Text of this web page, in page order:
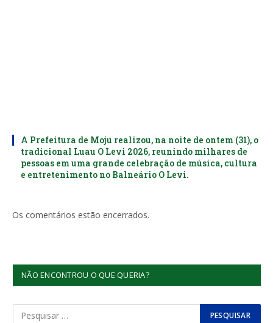
A Prefeitura de Moju realizou, na noite de ontem (31), o
tradicional Luau O Levi 2026, reunindo milhares de
pessoas em uma grande celebração de música, cultura
e entretenimento no Balneário O Levi.
Os comentários estão encerrados.
NÃO ENCONTROU O QUE QUERIA?